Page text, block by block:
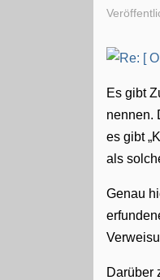
Es gibt
nennen.
es gibt
als
Genau
Darüber